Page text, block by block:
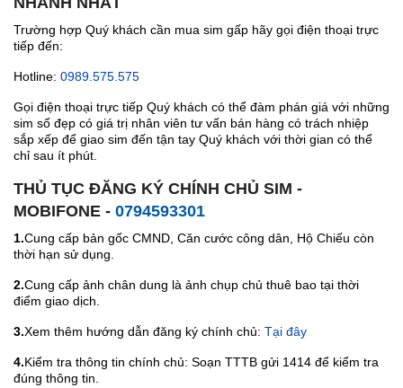
Trường hợp Quý khách cần mua sim gấp hãy gọi điện thoại trực
tiếp đến:
Hotline: 0989.575.575
Gọi điện thoại trực tiếp Quý khách có thể đàm phán giá với những
sim số đẹp có giá trị nhân viên tư vấn bán hàng có trách nhiệp
sắp xếp để giao sim đến tận tay Quý khách với thời gian có thể
chỉ sau ít phút.
THỦ TỤC ĐĂNG KÝ CHÍNH CHỦ SIM -
MOBIFONE - 0794593301
1.Cung cấp bản gốc CMND, Căn cước công dân, Hộ Chiếu còn
thời hạn sử dụng.
2.Cung cấp ảnh chân dung là ảnh chụp chủ thuê bao tại thời
điểm giao dịch.
3.Xem thêm hướng dẫn đăng ký chính chủ: Tại đây
4.Kiểm tra thông tin chính chủ: Soạn TTTB gửi 1414 để kiểm tra
đúng thông tin.